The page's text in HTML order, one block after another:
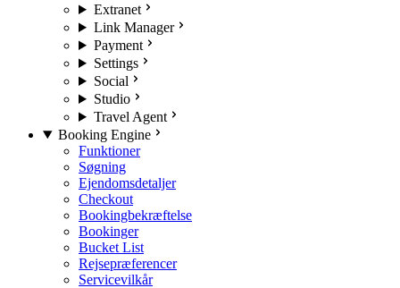
Extranet
Link Manager
Payment
Settings
Social
Studio
Travel Agent
Booking Engine
Funktioner
Søgning
Ejendomsdetaljer
Checkout
Bookingbekræftelse
Bookinger
Bucket List
Rejsepræferencer
Servicevilkår